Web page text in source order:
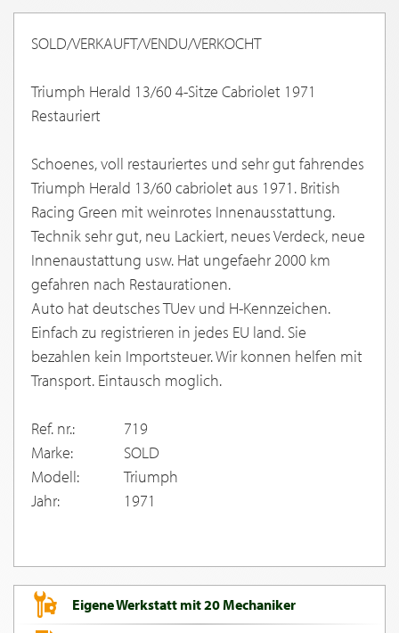
SOLD/VERKAUFT/VENDU/VERKOCHT
Triumph Herald 13/60 4-Sitze Cabriolet 1971
Restauriert
Schoenes, voll restauriertes und sehr gut fahrendes
Triumph Herald 13/60 cabriolet aus 1971. British
Racing Green mit weinrotes Innenausstattung.
Technik sehr gut, neu Lackiert, neues Verdeck, neue
Innenaustattung usw. Hat ungefaehr 2000 km
gefahren nach Restaurationen.
Auto hat deutsches TUev und H-Kennzeichen.
Einfach zu registrieren in jedes EU land. Sie
bezahlen kein Importsteuer. Wir konnen helfen mit
Transport. Eintausch moglich.
Ref. nr.:
719
Marke:
SOLD
Modell:
Triumph
Jahr:
1971
Eigene Werkstatt mit 20 Mechaniker